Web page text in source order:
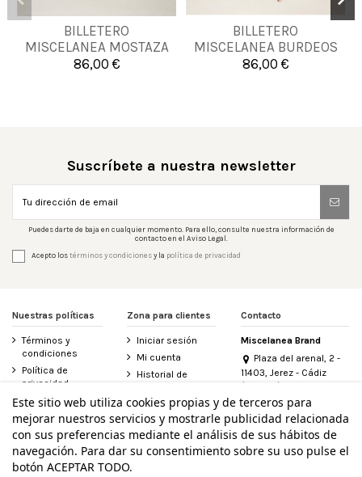
BILLETERO
MISCELANEA MOSTAZA
86,00 €
UNICA
Añadir al carrito
BILLETERO
MISCELANEA BURDEOS
86,00 €
UNICA
Añadir al carrito
Suscríbete a nuestra newsletter
Puedes darte de baja en cualquier momento. Para ello, consulte nuestra información de
contacto en el Aviso Legal.
Acepto lostérminos y condicionesy la política de privacidad
Nuestras políticas
Términos y
condiciones
Política de
privacidad
Aviso legal
Política de
cookies
Accesibilidad
Zona para clientes
Iniciar sesión
Mi cuenta
Historial de
Contacte con
nosotros
Derecho de
desistimiento
Contacto
Miscelanea Brand
Plaza del arenal, 2 -
11403, Jerez - Cádiz
(España)
956 155 340
info@miscelanea.online
Este sitio web utiliza cookies propias y de terceros para
mejorar nuestros servicios y mostrarle publicidad relacionada
con sus preferencias mediante el análisis de sus hábitos de
navegación. Para dar su consentimiento sobre su uso pulse el
botón ACEPTAR TODO.